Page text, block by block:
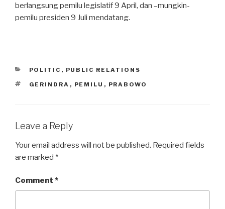
berlangsung pemilu legislatif 9 April, dan –mungkin-
pemilu presiden 9 Juli mendatang.
CATEGORIES
POLITIC , PUBLIC RELATIONS
TAGS
GERINDRA , PEMILU , PRABOWO
Leave a Reply
Your email address will not be published. Required fields
are marked *
Comment *